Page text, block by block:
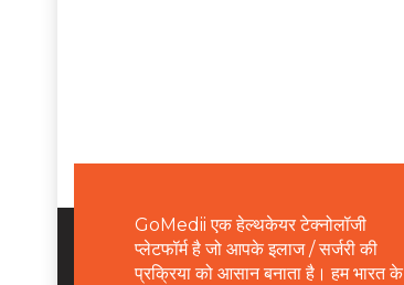
GoMedii एक हेल्थकेयर टेक्नोलॉजी
प्लेटफॉर्म है जो आपके इलाज / सर्जरी की
प्रक्रिया को आसान बनाता है। हम भारत के